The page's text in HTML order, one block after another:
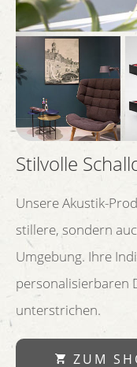
Stilvolle
Unsere Akustik-
stillere, sondern
Umgebung. Ihre
personalisierbaren
unterstrichen.
ZUM